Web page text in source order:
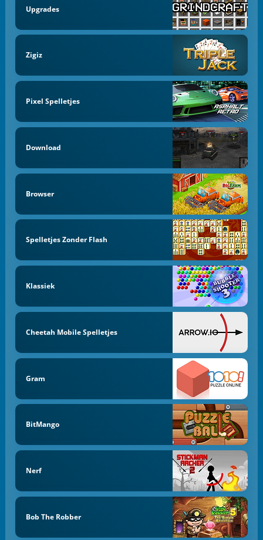
Upgrades
Zigiz
Pixel Spelletjes
Download
Browser
Spelletjes Zonder Flash
Klassiek
Cheetah Mobile Spelletjes
Gram
BitMango
Nerf
Bob The Robber